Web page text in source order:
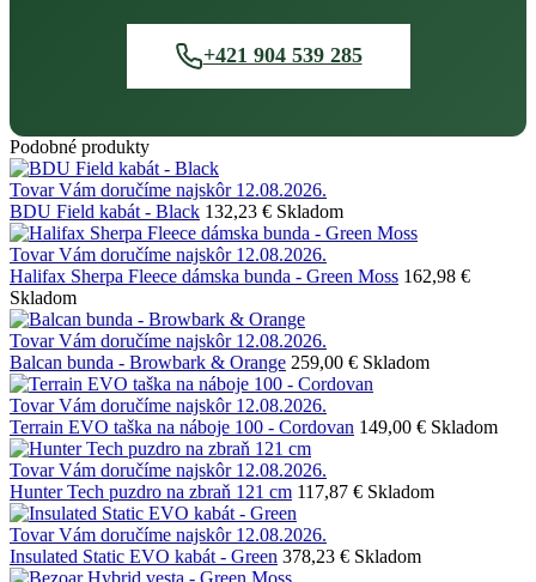
+421 904 539 285
Podobné produkty
Tovar Vám doručíme najskôr 12.08.2026.
BDU Field kabát - Black 132,23 € Skladom
Tovar Vám doručíme najskôr 12.08.2026.
Halifax Sherpa Fleece dámska bunda - Green Moss 162,98 €
Skladom
Tovar Vám doručíme najskôr 12.08.2026.
Balcan bunda - Browbark & Orange 259,00 € Skladom
Tovar Vám doručíme najskôr 12.08.2026.
Terrain EVO taška na náboje 100 - Cordovan 149,00 € Skladom
Tovar Vám doručíme najskôr 12.08.2026.
Hunter Tech puzdro na zbraň 121 cm 117,87 € Skladom
Tovar Vám doručíme najskôr 12.08.2026.
Insulated Static EVO kabát - Green 378,23 € Skladom